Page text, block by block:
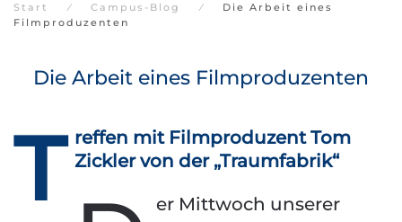
Start Campus-Blog
Die Arbeit eines
Filmproduzenten
Die Arbeit eines Filmproduzenten
T reffen mit Filmproduzent Tom
Zickler von der „Traumfabrik“
er Mittwoch unserer